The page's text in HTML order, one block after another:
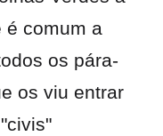
é comum a
os pára-
os viu entrar